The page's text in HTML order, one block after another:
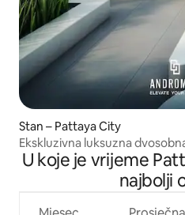
Stan – Pattaya City
Ekskluzivna luksuzna
U koje je vrijeme
najbolji